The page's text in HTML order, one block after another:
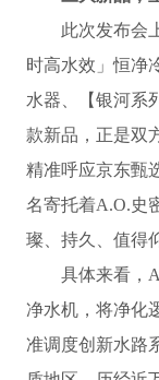
此次发布会上
时高水效」恒净
水器、【银河系
款新品，正是双
精准呼应京东甄
名寄托着A.O.史
璨、持久、值得
具体来看，
净水机，将净化
准调度创新水路